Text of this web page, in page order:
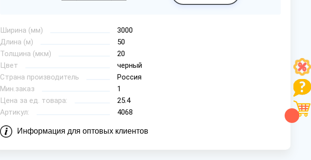
Ширина (мм)
3000
Длина (м)
50
Толщина (мкм)
20
Цвет
черный
Страна производитель
Россия
Мин.заказ
1
Цена за ед. товара:
25.4
Артикул:
4068
Информация для оптовых клиентов